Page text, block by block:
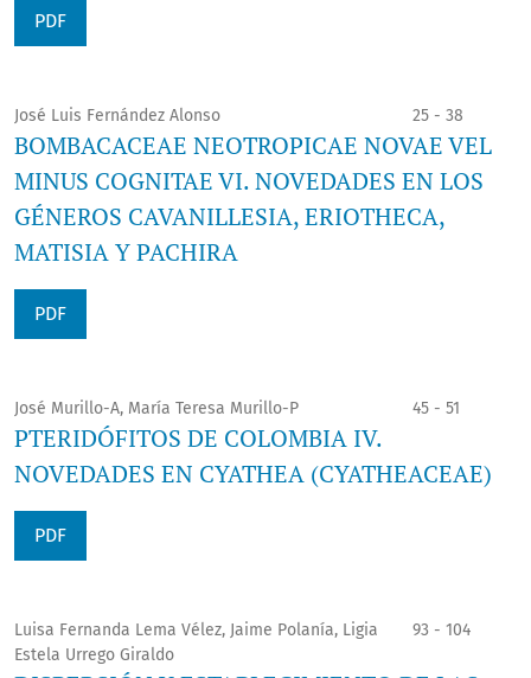
PDF
José Luis Fernández Alonso 25 - 38
BOMBACACEAE NEOTROPICAE NOVAE VEL
MINUS COGNITAE VI. NOVEDADES EN LOS
GÉNEROS CAVANILLESIA, ERIOTHECA,
MATISIA Y PACHIRA
PDF
José Murillo-A, María Teresa Murillo-P 45 - 51
PTERIDÓFITOS DE COLOMBIA IV.
NOVEDADES EN CYATHEA (CYATHEACEAE)
PDF
Luisa Fernanda Lema Vélez, Jaime Polanía, Ligia
Estela Urrego Giraldo
93 - 104